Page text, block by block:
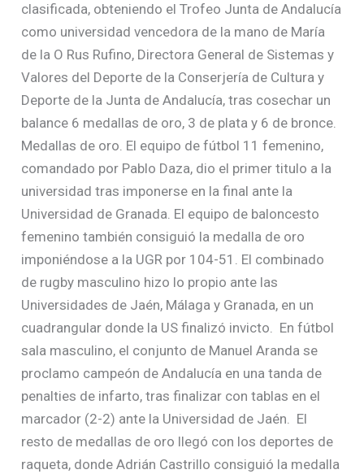
clasificada, obteniendo el Trofeo Junta de Andalucía
como universidad vencedora de la mano de María
de la O Rus Rufino, Directora General de Sistemas y
Valores del Deporte de la Conserjería de Cultura y
Deporte de la Junta de Andalucía, tras cosechar un
balance 6 medallas de oro, 3 de plata y 6 de bronce.
Medallas de oro. El equipo de fútbol 11 femenino,
comandado por Pablo Daza, dio el primer titulo a la
universidad tras imponerse en la final ante la
Universidad de Granada. El equipo de baloncesto
femenino también consiguió la medalla de oro
imponiéndose a la UGR por 104-51. El combinado
de rugby masculino hizo lo propio ante las
Universidades de Jaén, Málaga y Granada, en un
cuadrangular donde la US finalizó invicto. En fútbol
sala masculino, el conjunto de Manuel Aranda se
proclamo campeón de Andalucía en una tanda de
penalties de infarto, tras finalizar con tablas en el
marcador (2-2) ante la Universidad de Jaén. El
resto de medallas de oro llegó con los deportes de
raqueta, donde Adrián Castrillo consiguió la medalla